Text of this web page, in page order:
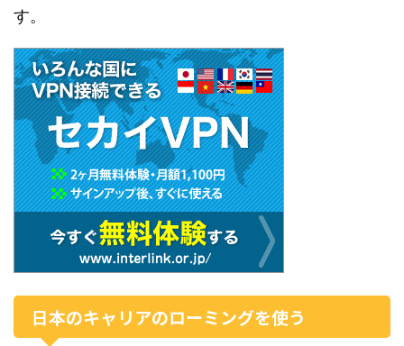
す。
日本のキャリアのローミングを使う